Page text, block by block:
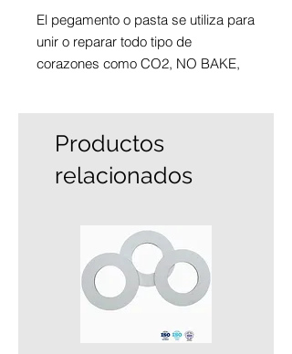
El pegamento o pasta se utiliza para
unir o reparar todo tipo de
corazones como CO2, NO BAKE,
corazones contra altas
temperaturas de vertido y presión
vertido. Además, después de fijar la
pasta, no absorberá humedad.
Productos
relacionados